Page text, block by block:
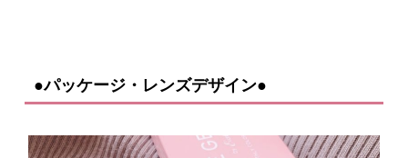
●パッケージ・レンズデザイン●